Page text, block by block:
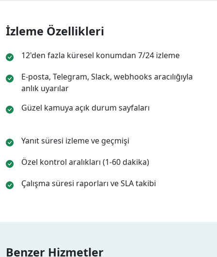
İzleme Özellikleri
12'den fazla küresel konumdan 7/24 izleme
E-posta, Telegram, Slack, webhooks aracılığıyla
anlık uyarılar
Güzel kamuya açık durum sayfaları
Yanıt süresi izleme ve geçmişi
Özel kontrol aralıkları (1-60 dakika)
Çalışma süresi raporları ve SLA takibi
Benzer Hizmetler